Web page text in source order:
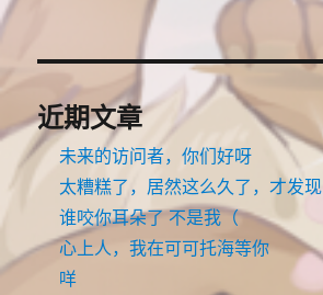
近期文章
未来的访问者，你们好呀
太糟糕了，居然这么久了，才发现
谁咬你耳朵了 不是我（
心上人，我在可可托海等你
咩